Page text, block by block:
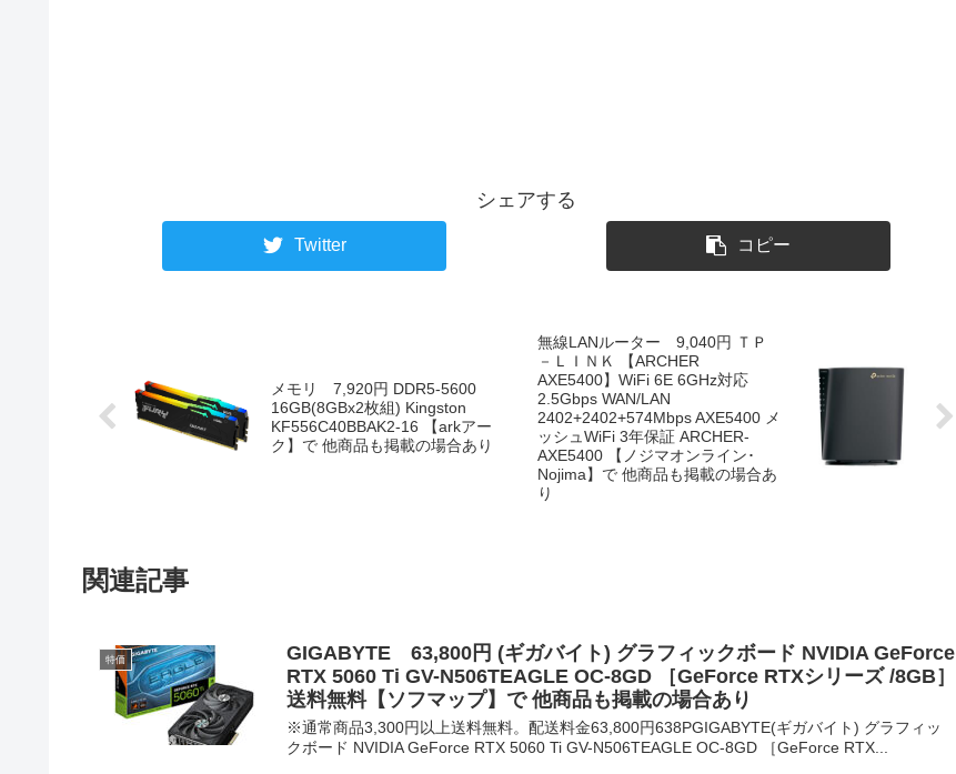
シェアする
Twitter コピー
メモリ 7,920円 DDR5-5600
16GB(8GBx2枚組) Kingston
KF556C40BBAK2-16 【arkアー
ク】で 他商品も掲載の場合あり
無線LANルーター 9,040円 ＴＰ
－ＬＩＮＫ 【ARCHER
AXE5400】WiFi 6E 6GHz対応
2.5Gbps WAN/LAN
2402+2402+574Mbps AXE5400 メ
ッシュWiFi 3年保証 ARCHER-
AXE5400 【ノジマオンライン･
Nojima】で 他商品も掲載の場合あ
り
関連記事
特価
GIGABYTE 63,800円 (ギガバイト) グラフィックボード NVIDIA GeForce
RTX 5060 Ti GV-N506TEAGLE OC-8GD ［GeForce RTXシリーズ /8GB］
送料無料【ソフマップ】で 他商品も掲載の場合あり
※通常商品3,300円以上送料無料。配送料金63,800円638PGIGABYTE(ギガバイト) グラフィッ
クボード NVIDIA GeForce RTX 5060 Ti GV-N506TEAGLE OC-8GD ［GeForce RTX...